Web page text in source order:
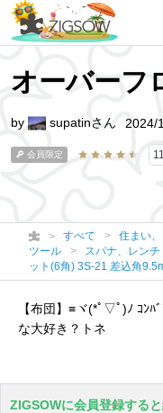
オーバーフ
会員限定 11
by supatinさん 2024/
すべて 住まい
ツール
スパナ、レンチ
ット(6角) 3S-21 差込角
【布団】≡ヾ(*ﾟ▽ﾟ)ﾉ ｺﾝ
な大好き？トネ
ZIGSOWに会員登録する